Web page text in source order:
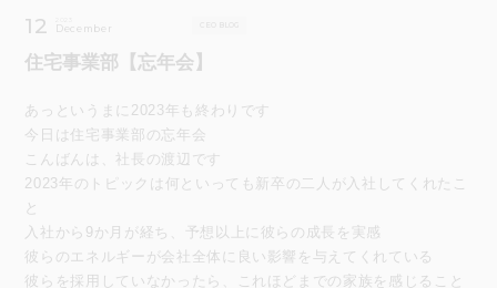
12 December
住宅事業部【忘年会】
あっというまに2023年も終わりです
今日は住宅事業部の忘年会
こんばんは、社長の渡辺です
2023年のトピックは何といっても新卒の二人が入社してくれたこ
と
入社から9か月が経ち、予想以上に彼らの成長を実感
彼らのエネルギーが会社全体に良い影響を与えてくれている
彼らを採用していなかったら、これほどまでの家族を感じること